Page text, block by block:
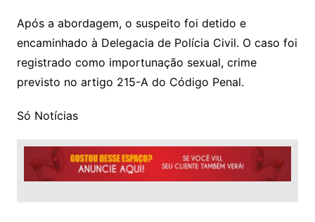
Após a abordagem, o suspeito foi detido e
encaminhado à Delegacia de Polícia Civil. O caso foi
registrado como importunação sexual, crime
previsto no artigo 215-A do Código Penal.
Só Notícias